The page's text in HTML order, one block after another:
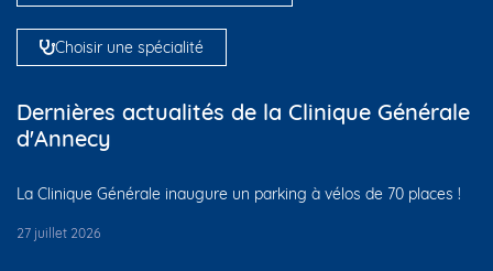
Choisir une spécialité
Dernières actualités de la Clinique Générale
d'Annecy
La Clinique Générale inaugure un parking à vélos de 70 places !
27 juillet 2026